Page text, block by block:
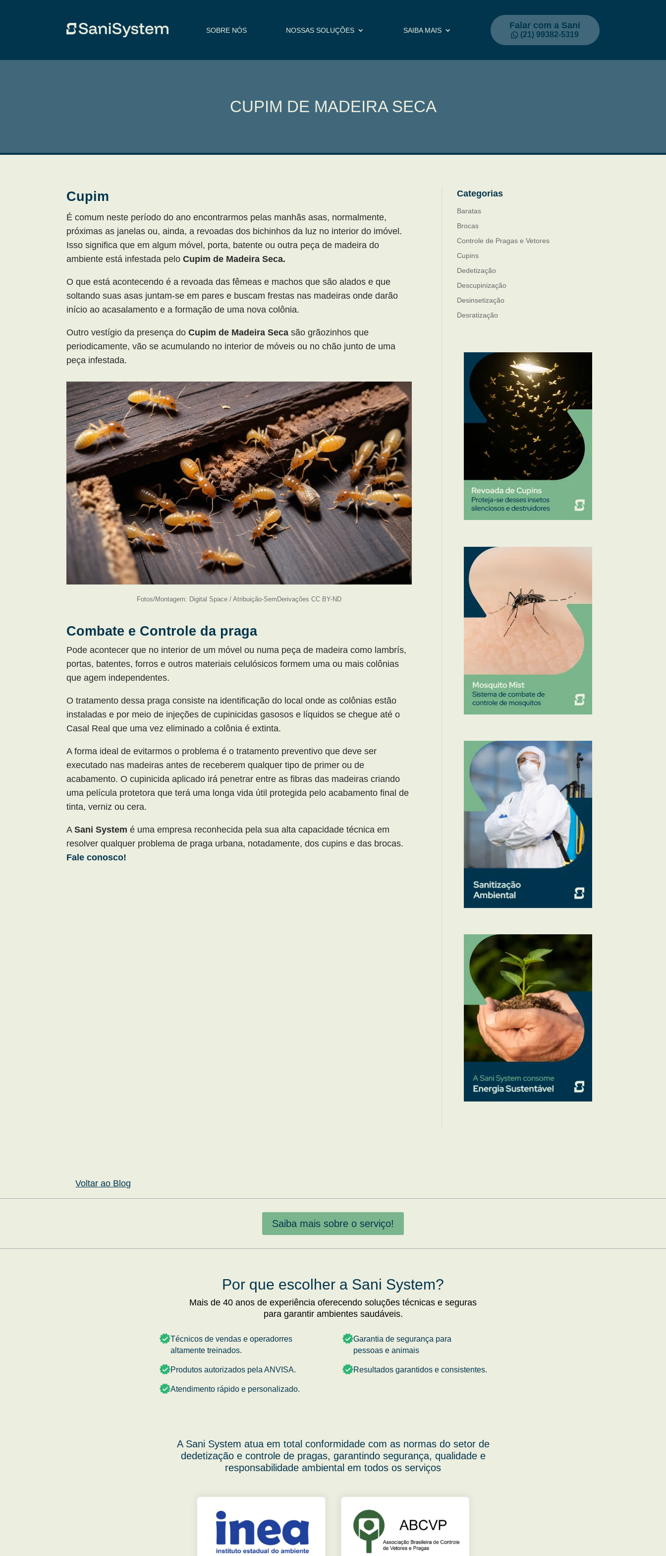
SOBRE NÓS NOSSAS SOLUÇÕES SAIBA MAIS Falar com a Sani
(21) 99382-5319
CUPIM DE MADEIRA SECA
Cupim
É comum neste período do ano encontrarmos pelas manhãs asas, normalmente,
próximas as janelas ou, ainda, a revoadas dos bichinhos da luz no interior do imóvel.
Isso significa que em algum móvel, porta, batente ou outra peça de madeira do
ambiente está infestada peloCupim de Madeira Seca.
O que está acontecendo é a revoada das fêmeas e machos que são alados e que
soltando suas asas juntam-se em pares e buscam frestas nas madeiras onde darão
início ao acasalamento e a formação de uma nova colônia.
Outro vestígio da presença doCupim de Madeira Seca são grãozinhos que
periodicamente, vão se acumulando no interior de móveis ou no chão junto de uma
peça infestada.
Fotos/Montagem: Digital Space / Atribuição-SemDerivações CC BY-ND
Combate e Controle da praga
Pode acontecer que no interior de um móvel ou numa peça de madeira como lambrís,
portas, batentes, forros e outros materiais celulósicos formem uma ou mais colônias
que agem independentes.
O tratamento dessa praga consiste na identificação do local onde as colônias estão
instaladas e por meio de injeções de cupinicidas gasosos e líquidos se chegue até o
Casal Real que uma vez eliminado a colônia é extinta.
A forma ideal de evitarmos o problema é o tratamento preventivo que deve ser
executado nas madeiras antes de receberem qualquer tipo de primer ou de
acabamento. O cupinicida aplicado irá penetrar entre as fibras das madeiras criando
uma película protetora que terá uma longa vida útil protegida pelo acabamento final de
tinta, verniz ou cera.
ASani System é uma empresa reconhecida pela sua alta capacidade técnica em
resolver qualquer problema de praga urbana, notadamente, dos cupins e das brocas.
Fale conosco!
Categorias
Baratas
Brocas
Controle de Pragas e Vetores
Cupins
Dedetização
Descupinização
Desinsetização
Desratização
Mosquitos
Percevejo de Cama
Pulgas e Carrapatos
Ratos
Sanitização
Voltar ao Blog
Saiba mais sobre o serviço!
Por que escolher a Sani System?
Mais de 40 anos de experiência oferecendo soluções técnicas e seguras
para garantir ambientes saudáveis.
Técnicos de vendas e operadorres
altamente treinados.
Produtos autorizados pela ANVISA.
Atendimento rápido e personalizado.
Garantia de segurança para
pessoas e animais
Resultados garantidos e consistentes.
A Sani System atua em total conformidade com as normas do setor de
dedetização e controle de pragas, garantindo segurança, qualidade e
responsabilidade ambiental em todos os serviços